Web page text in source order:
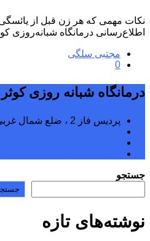
نکات مهمی که هر زن قبل از یائسگی
اطلاع‌رسانی درمانگاه شبانه‌روزی
مجتبی سلگی
0
درمانگاه شبانه روزی
پردیس فاز 2 ، ضلع شمال غربی میدان امام
جستجو
نوشته‌های تازه